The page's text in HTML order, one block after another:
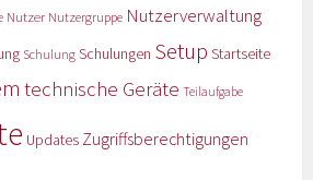
Nutzer Nutzergruppe Nutzerverwaltung
Schulung Schulungen Setup Startseite
technische Geräte Teilaufgabe
Updates Zugriffsberechtigungen